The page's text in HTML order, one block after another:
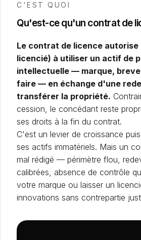
C'EST QUOI
Qu'est-ce qu'un contrat de
Le contrat de licence autorise
licencié) à utiliser un actif de
intellectuelle — marque,
faire — en échange d'une
transférer la propriété.
cession, le concédant reste
ses droits à la fin du contrat.
C'est un levier de croissance
ses actifs immatériels. Mais un
mal rédigé — périmètre flou,
calibrées, absence de contrôle
votre marque ou laisser un
innovations sans contrepartie